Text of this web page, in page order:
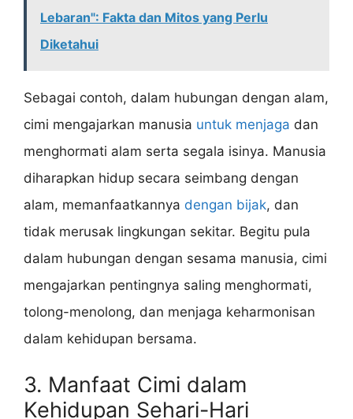
Lebaran": Fakta dan Mitos yang Perlu
Diketahui
Sebagai contoh, dalam hubungan dengan alam,
cimi mengajarkan manusia untuk menjaga dan
menghormati alam serta segala isinya. Manusia
diharapkan hidup secara seimbang dengan
alam, memanfaatkannya dengan bijak, dan
tidak merusak lingkungan sekitar. Begitu pula
dalam hubungan dengan sesama manusia, cimi
mengajarkan pentingnya saling menghormati,
tolong-menolong, dan menjaga keharmonisan
dalam kehidupan bersama.
3. Manfaat Cimi dalam
Kehidupan Sehari-Hari